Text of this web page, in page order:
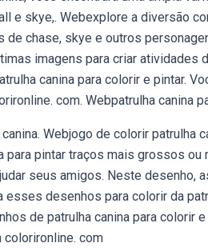
e skye,. Webexplore a diversão
de chase, skye e outros
imagens para criar atividades
canina para colorir e pintar.
com. Webpatrulha canina
Webjogo de colorir patrulha
pintar traços mais grossos
seus amigos. Neste desenho,
desenhos para colorir da
de patrulha canina para colorir
colorironline. com